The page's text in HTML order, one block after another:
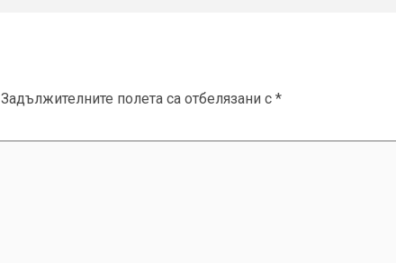
Задължителните полета са отбелязани с *